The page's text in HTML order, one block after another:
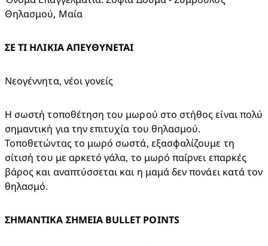
Θηλασμού, Μαία
ΣΕ ΤΙ ΗΛΙΚΙΑ ΑΠΕΥΘΥΝΕΤΑΙ
Νεογέννητα, νέοι γονείς
Η σωστή τοποθέτηση του μωρού στο στήθος είναι πολύ
σημαντική για την επιτυχία του θηλασμού.
Τοποθετώντας το μωρό σωστά, εξασφαλίζουμε τη
σίτισή του με αρκετό γάλα, το μωρό παίρνει επαρκές
βάρος και αναπτύσσεται και η μαμά δεν πονάει κατά τον
θηλασμό.
ΣΗΜΑΝΤΙΚΑ ΣΗΜΕΙΑ BULLET POINTS